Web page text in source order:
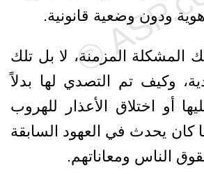
ودون وضعية قانونية.
المشكلة المزمنة، لا بل تلك
وكيف تم التصدي لها بدلاً
أو اختلاق الأعذار للهروب
كان يحدث في العهود السابقة
الناس ومعاناتهم.